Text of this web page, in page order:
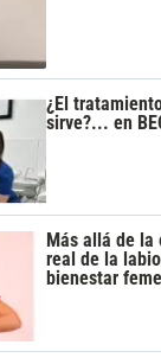
¿El
sirve?... en
Más allá de
real de la
bienestar